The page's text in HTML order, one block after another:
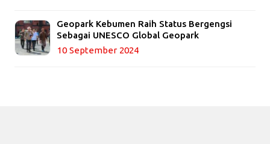
Geopark Kebumen Raih Status Bergengsi
Sebagai UNESCO Global Geopark
10 September 2024